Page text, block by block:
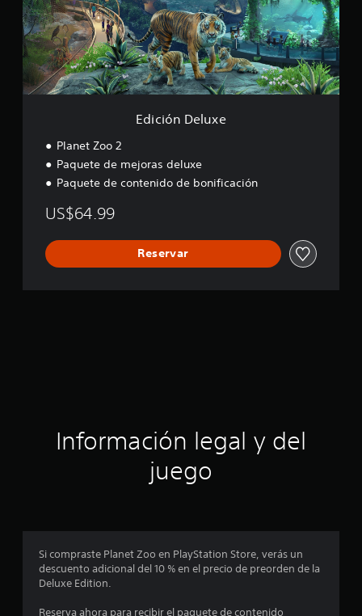
n
D
e
l
u
x
e
Edición Deluxe
Planet Zoo 2
Paquete de mejoras deluxe
Paquete de contenido de bonificación
US$64.99
Reservar
Información legal y del
juego
Si compraste Planet Zoo en PlayStation Store, verás un
descuento adicional del 10 % en el precio de preorden de la
Deluxe Edition.
Reserva ahora para recibir el paquete de contenido